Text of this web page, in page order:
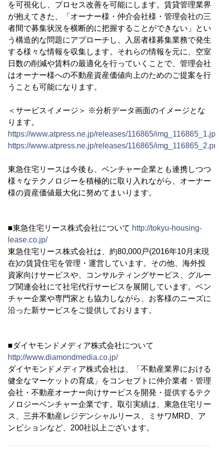
を可視化し、プロセス改善を可能にします。賃貸管理業界
が抱えてきた、「オーナー様・仲介会社様・管理会社の三
者間で募集状況を横断的に把握することができない」とい
う構造的な問題にアプローチし、入居者様募集業務で発生
する様々な情報を収集します。それらの情報を元に、空室
日数の削減や賃料の最適化を行っていくことで、管理会社
はオーナー様への不動産資産価値向上のためのご提案を行
うことも可能になります。
＜サービスイメージ＞ ※分析データ画面のイメージとな
ります。
https://www.atpress.ne.jp/releases/116865/
https://www.atpress.ne.jp/releases/116865/
東急住宅リースは今後も、ベンチャー企業とも連携しつつ
様々なテクノロジーを積極的に取り入れながら、オーナー
様の資産価値最大化に努めてまいります。
■東急住宅リース株式会社について http://tokyu-housing-
lease.co.jp/
東急住宅リース株式会社は、約80,000戸(2016年10月末現
在)の賃貸住宅を管理・運営しています。その他、海外投
資家向けサービスや、コンサルティングサービス、グルー
プ関連会社にて社宅代行サービスを展開しています。ベン
チャー企業や専門家とも協力しながら、お客様のニーズに
沿った新サービスをご提供しております。
■ダイヤモンドメディア株式会社について
http://www.diamondmedia.co.jp/
ダイヤモンドメディア株式会社は、「不動産業界における
健全なマーケットの育成」をコンセプトに仲介業者・管理
会社・不動産オーナー向けサービスを開発・提供するテク
ノロジーベンチャー企業です。取引実績は、東急住宅リー
ス、三井不動産レジデンシャルリース、ミサワMRD、ア
ンビションなど、200社以上ございます。